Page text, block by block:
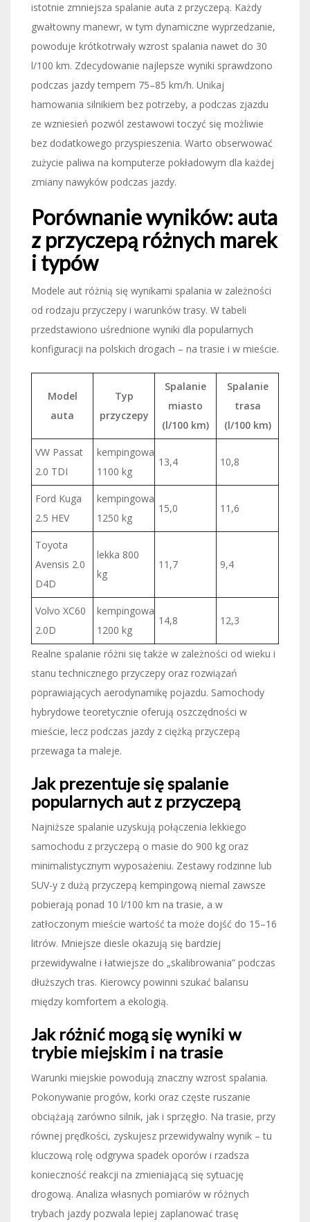
istotnie zmniejsza spalanie auta z przyczepą. Każdy
gwałtowny manewr, w tym dynamiczne wyprzedzanie,
powoduje krótkotrwały wzrost spalania nawet do 30
l/100 km. Zdecydowanie najlepsze wyniki sprawdzono
podczas jazdy tempem 75–85 km/h. Unikaj
hamowania silnikiem bez potrzeby, a podczas zjazdu
ze wzniesień pozwól zestawowi toczyć się możliwie
bez dodatkowego przyspieszenia. Warto obserwować
zużycie paliwa na komputerze pokładowym dla każdej
zmiany nawyków podczas jazdy.
Porównanie wyników: auta
z przyczepą różnych marek
i typów
Modele aut różnią się wynikami spalania w zależności
od rodzaju przyczepy i warunków trasy. W tabeli
przedstawiono uśrednione wyniki dla popularnych
konfiguracji na polskich drogach – na trasie i w mieście.
Model
auta
Typ
przyczepy
Spalanie
miasto
(l/100 km)
Spalanie
trasa
(l/100 km)
VW Passat
2.0 TDI
kempingowa
1100 kg
13,4 10,8
Ford Kuga
2.5 HEV
kempingowa
1250 kg
15,0 11,6
Toyota
Avensis 2.0
D4D
lekka 800
kg
11,7 9,4
Volvo XC60
2.0D
kempingowa
1200 kg
14,8 12,3
Realne spalanie różni się także w zależności od wieku i
stanu technicznego przyczepy oraz rozwiązań
poprawiających aerodynamikę pojazdu. Samochody
hybrydowe teoretycznie oferują oszczędności w
mieście, lecz podczas jazdy z ciężką przyczepą
przewaga ta maleje.
Jak prezentuje się spalanie
popularnych aut z przyczepą
Najniższe spalanie uzyskują połączenia lekkiego
samochodu z przyczepą o masie do 900 kg oraz
minimalistycznym wyposażeniu. Zestawy rodzinne lub
SUV-y z dużą przyczepą kempingową niemal zawsze
pobierają ponad 10 l/100 km na trasie, a w
zatłoczonym mieście wartość ta może dojść do 15–16
litrów. Mniejsze diesle okazują się bardziej
przewidywalne i łatwiejsze do „skalibrowania” podczas
dłuższych tras. Kierowcy powinni szukać balansu
między komfortem a ekologią.
Jak różnić mogą się wyniki w
trybie miejskim i na trasie
Warunki miejskie powodują znaczny wzrost spalania.
Pokonywanie progów, korki oraz częste ruszanie
obciążają zarówno silnik, jak i sprzęgło. Na trasie, przy
równej prędkości, zyskujesz przewidywalny wynik – tu
kluczową rolę odgrywa spadek oporów i rzadsza
konieczność reakcji na zmieniającą się sytuację
drogową. Analiza własnych pomiarów w różnych
trybach jazdy pozwala lepiej zaplanować trasę